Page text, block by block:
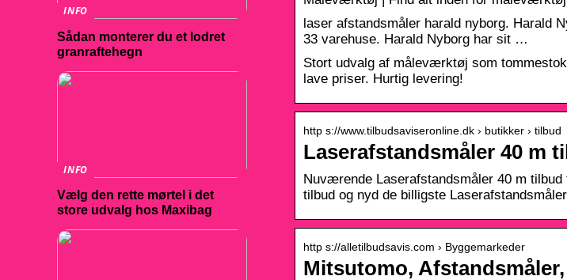
laser afstandsmåler harald nyborg. Harald
33 varehuse. Harald Nyborg har sit …
Stort udvalg af måleværktøj som
lave priser. Hurtig levering!
http s://www.tilbudsaviseronline.dk › butikker › tilbud
Laserafstandsmåler 40 m
Nuværende Laserafstandsmåler 40 m
tilbud og nyd de billigste
http s://alletilbudsavis.com › Byggemarkeder
Mitsutomo,
INFO
Sådan monterer du et lodret
granraftehegn
INFO
Vælg den rette mørtel i det
store udvalg hos Maxibag